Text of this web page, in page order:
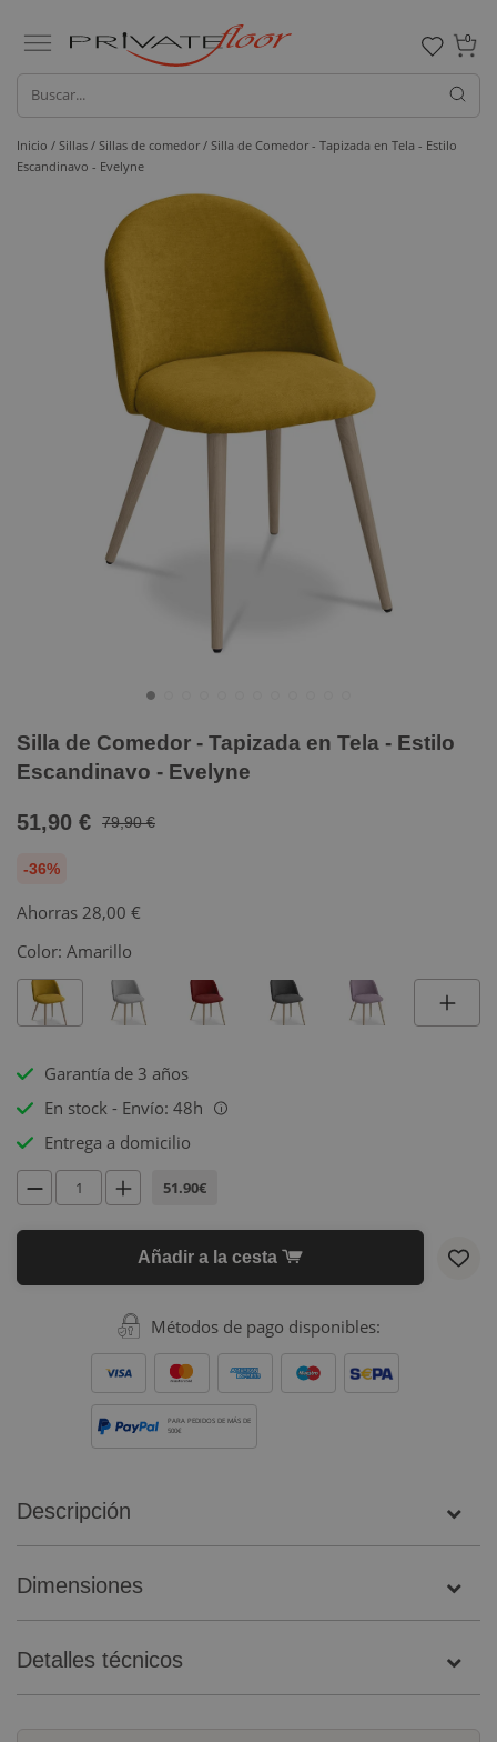
0
Inicio / Sillas / Sillas de comedor / Silla de Comedor - Tapizada en Tela - Estilo
Escandinavo - Evelyne
Silla de Comedor - Tapizada en Tela - Estilo
Escandinavo - Evelyne
51,90 € 79,90 €
-36%
Ahorras 28,00 €
Color: Amarillo
Garantía de 3 años
En stock - Envío: 48h
i
Entrega a domicilio
51.90€
Añadir a la cesta
Métodos de pago disponibles:
PARA PEDIDOS DE MÁS DE
500€
Descripción
Dimensiones
Detalles técnicos